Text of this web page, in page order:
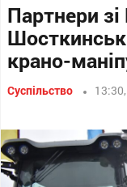
Партнери
крано-
Суспільство